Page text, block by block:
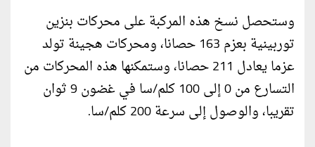
وستحصل نسخ هذه المركبة على محركات بنزين
توربينية بعزم 163 حصانا، ومحركات هجينة تولد
عزما يعادل 211 حصانا، وستمكنها هذه المحركات من
التسارع من 0 إلى 100 كلم/سا في غضون 9 ثوان
تقريبا، والوصول إلى سرعة 200 كلم/سا.